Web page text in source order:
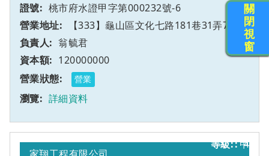
桃市府水證甲字第000232號-6
【333】龜山區文化七路181巷31弄7號
翁毓君
120000000
營業
詳細資料
4
甲
關
閉
視
窗